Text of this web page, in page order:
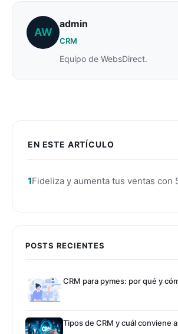
EN ESTE ARTÍCULO
Fideliza y aumenta tus ventas con
POSTS RECIENTES
CRM para pymes: por qué y
Tipos de CRM y cuál conviene
AW
admin
CRM
Equipo de WebsDirect.